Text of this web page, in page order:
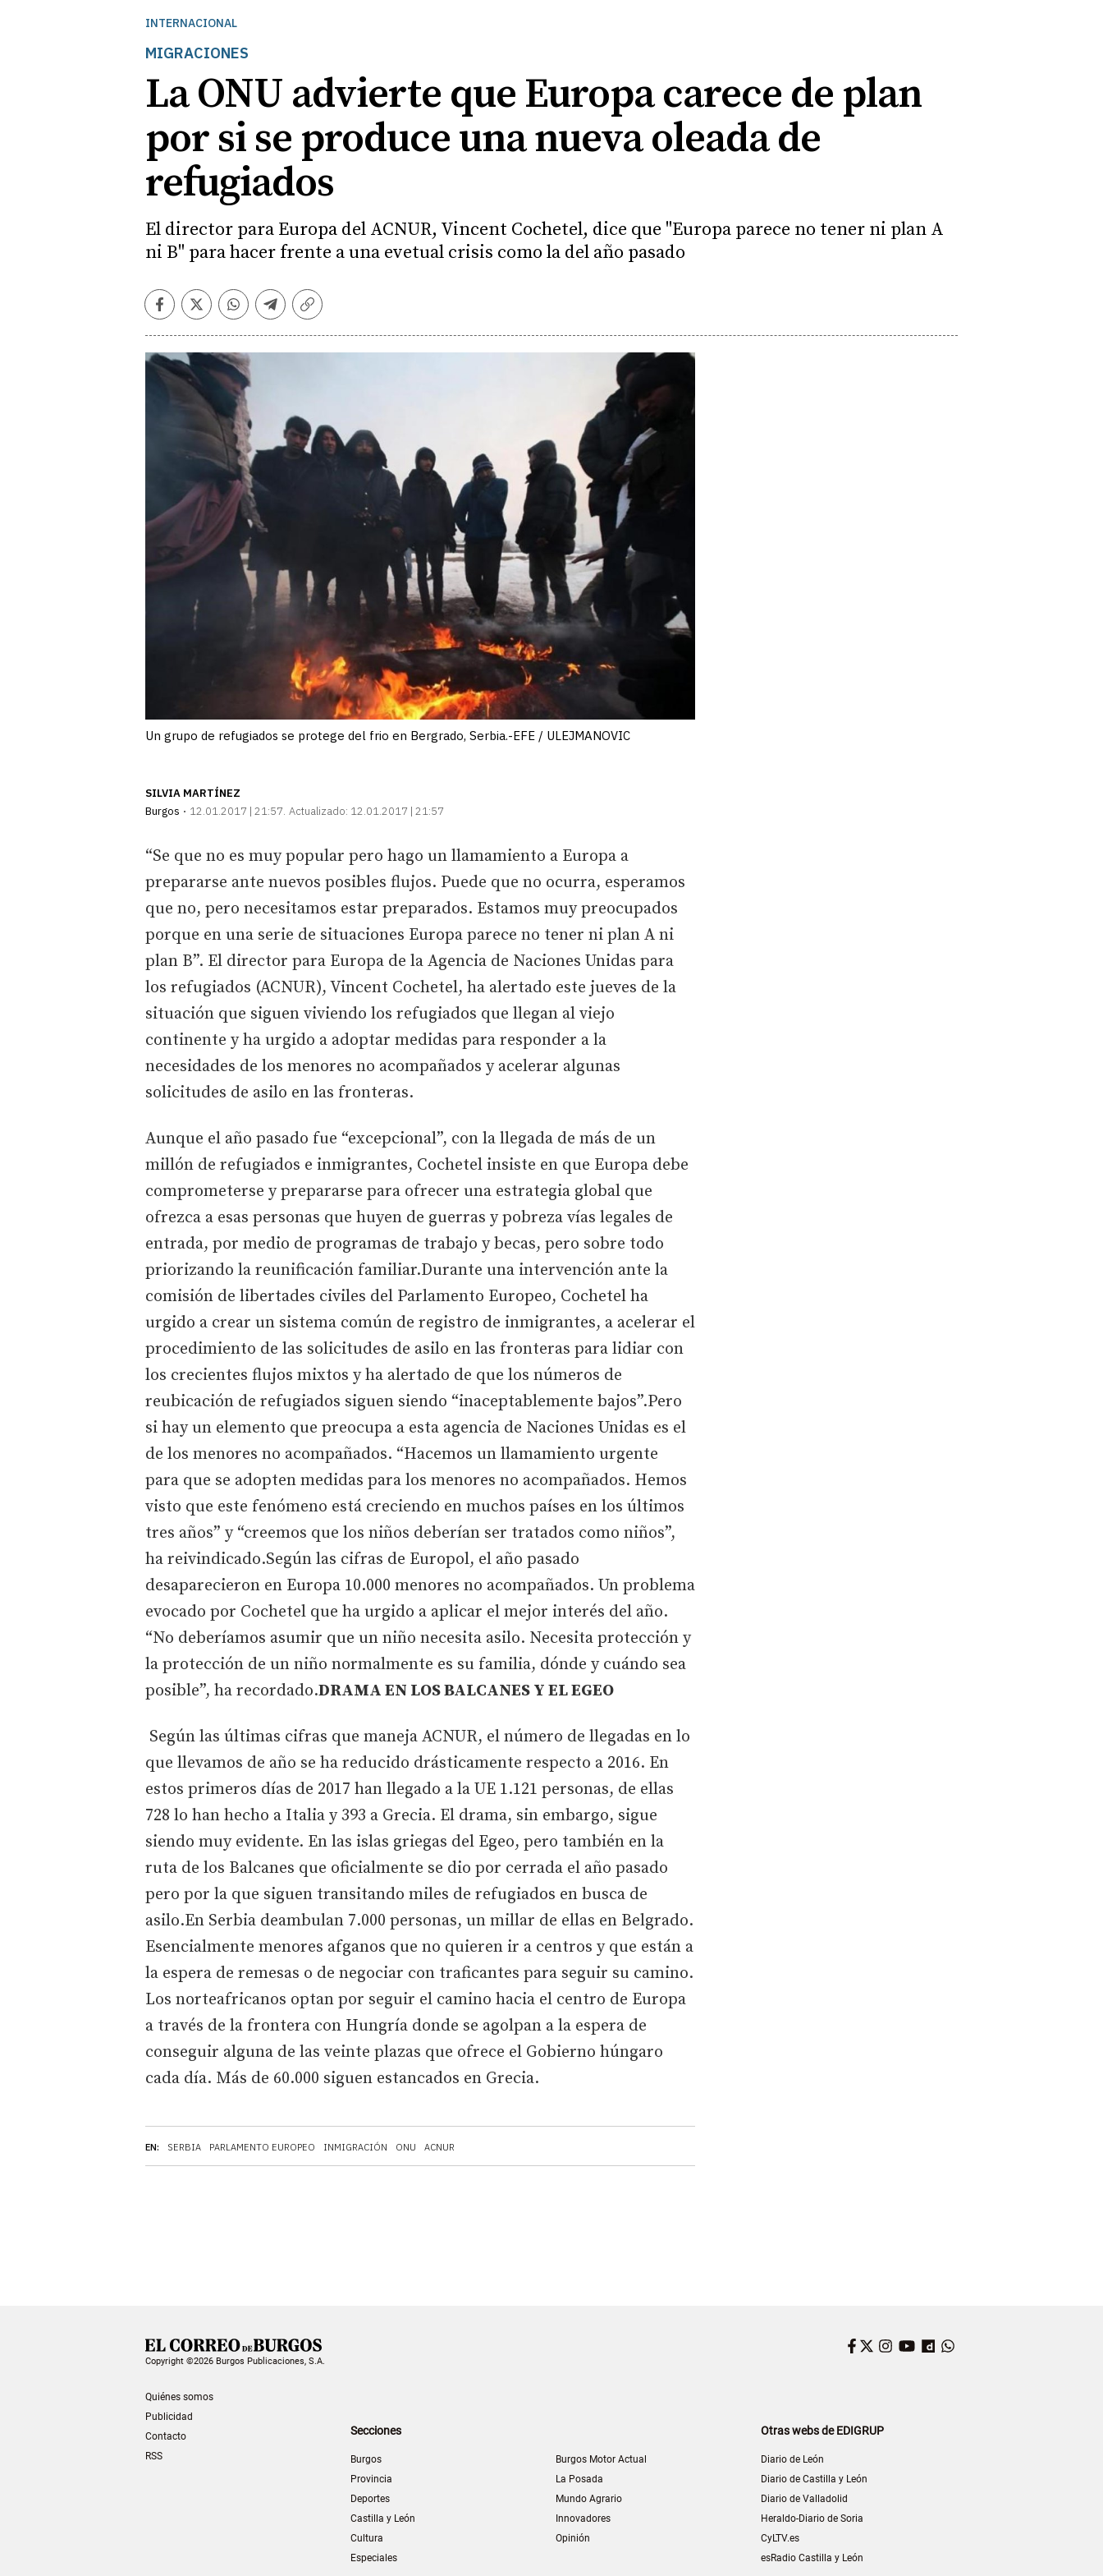
INTERNACIONAL
MIGRACIONES
La ONU advierte que Europa carece de plan
por si se produce una nueva oleada de
refugiados
El director para Europa del ACNUR, Vincent Cochetel, dice que "Europa parece no tener ni plan A
ni B" para hacer frente a una evetual crisis como la del año pasado
Facebook
TwitterWhatsapp
Telegram
Copiar
Un grupo de refugiados se protege del frio en Bergrado, Serbia.-EFE / ULEJMANOVIC
SILVIA MARTÍNEZ
Burgos
12.01.2017 | 21:57 Actualizado: 12.01.2017 | 21:57
EN: SERBIA PARLAMENTO EUROPEO INMIGRACIÓN ONU ACNUR
“Se que no es muy popular pero hago un llamamiento a Europa a
prepararse ante nuevos posibles flujos. Puede que no ocurra, esperamos
que no, pero necesitamos estar preparados. Estamos muy preocupados
porque en una serie de situaciones Europa parece no tener ni plan A ni
plan B”. El director para Europa de la Agencia de Naciones Unidas para
los refugiados (ACNUR), Vincent Cochetel, ha alertado este jueves de la
situación que siguen viviendo los refugiados que llegan al viejo
continente y ha urgido a adoptar medidas para responder a la
necesidades de los menores no acompañados y acelerar algunas
solicitudes de asilo en las fronteras.
Aunque el año pasado fue “excepcional”, con la llegada de más de un
millón de refugiados e inmigrantes, Cochetel insiste en que Europa debe
comprometerse y prepararse para ofrecer una estrategia global que
ofrezca a esas personas que huyen de guerras y pobreza vías legales de
entrada, por medio de programas de trabajo y becas, pero sobre todo
priorizando la reunificación familiar.Durante una intervención ante la
comisión de libertades civiles del Parlamento Europeo, Cochetel ha
urgido a crear un sistema común de registro de inmigrantes, a acelerar el
procedimiento de las solicitudes de asilo en las fronteras para lidiar con
los crecientes flujos mixtos y ha alertado de que los números de
reubicación de refugiados siguen siendo “inaceptablemente bajos”.Pero
si hay un elemento que preocupa a esta agencia de Naciones Unidas es el
de los menores no acompañados. “Hacemos un llamamiento urgente
para que se adopten medidas para los menores no acompañados. Hemos
visto que este fenómeno está creciendo en muchos países en los últimos
tres años” y “creemos que los niños deberían ser tratados como niños”,
ha reivindicado.Según las cifras de Europol, el año pasado
desaparecieron en Europa 10.000 menores no acompañados. Un problema
evocado por Cochetel que ha urgido a aplicar el mejor interés del año.
“No deberíamos asumir que un niño necesita asilo. Necesita protección y
la protección de un niño normalmente es su familia, dónde y cuándo sea
posible”, ha recordado.DRAMA EN LOS BALCANES Y EL EGEO
Según las últimas cifras que maneja ACNUR, el número de llegadas en lo
que llevamos de año se ha reducido drásticamente respecto a 2016. En
estos primeros días de 2017 han llegado a la UE 1.121 personas, de ellas
728 lo han hecho a Italia y 393 a Grecia. El drama, sin embargo, sigue
siendo muy evidente. En las islas griegas del Egeo, pero también en la
ruta de los Balcanes que oficialmente se dio por cerrada el año pasado
pero por la que siguen transitando miles de refugiados en busca de
asilo.En Serbia deambulan 7.000 personas, un millar de ellas en Belgrado.
Esencialmente menores afganos que no quieren ir a centros y que están a
la espera de remesas o de negociar con traficantes para seguir su camino.
Los norteafricanos optan por seguir el camino hacia el centro de Europa
a través de la frontera con Hungría donde se agolpan a la espera de
conseguir alguna de las veinte plazas que ofrece el Gobierno húngaro
cada día. Más de 60.000 siguen estancados en Grecia.
Copyright ©2026 Burgos Publicaciones, S.A.
Quiénes somos
Publicidad
Contacto
RSS
Facebook
Twitter
Instagram
YouTube
Dailymotion
Secciones
Burgos
Provincia
Deportes
Castilla y León
Cultura
Especiales
Burgos Motor Actual
La Posada
Mundo Agrario
Innovadores
Opinión
Otras webs de EDIGRUP
Diario de León
Diario de Castilla y León
Diario de Valladolid
Heraldo-Diario de Soria
CyLTV.es
esRadio Castilla y León